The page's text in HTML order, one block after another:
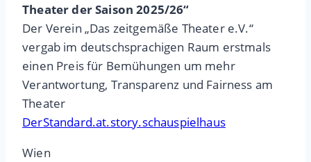
Theater der Saison 2025/26“
Der Verein „Das zeitgemäße Theater e.V.“
vergab im deutschsprachigen Raum erstmals
einen Preis für Bemühungen um mehr
Verantwortung, Transparenz und Fairness am
Theater
DerStandard.at.story.schauspielhaus
Wien